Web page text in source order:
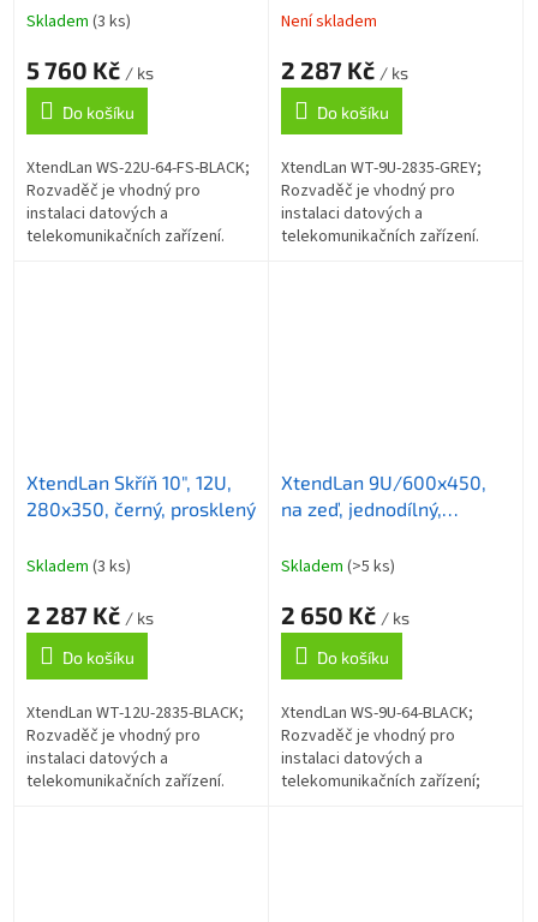
vykradení
Skladem (3 ks)
5 760 Kč / ks
Do košíku
XtendLan WS-22U-64-FS-BLACK;
Rozvaděč je vhodný pro
instalaci datových a
telekomunikačních zařízení.
Není skladem
2 287 Kč / ks
Do košíku
XtendLan WT-9U-2835-GREY;
Rozvaděč je vhodný pro
instalaci datových a
telekomunikačních zařízení.
XtendLan Skříň 10", 12U,
280x350, černý, prosklený
Skladem (3 ks)
2 287 Kč / ks
Do košíku
XtendLan WT-12U-2835-BLACK;
Rozvaděč je vhodný pro
instalaci datových a
telekomunikačních zařízení.
XtendLan 9U/600x450,
na zeď, jednodílný,
Skladem (>5 ks)
2 650 Kč / ks
Do košíku
XtendLan WS-9U-64-BLACK;
Rozvaděč je vhodný pro
instalaci datových a
telekomunikačních zařízení;